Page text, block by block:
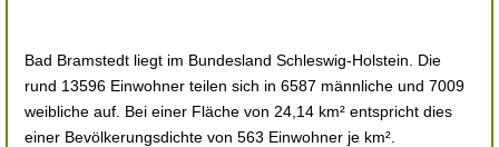
Bad Bramstedt liegt im Bundesland Schleswig-Holstein. Die
rund 13596 Einwohner teilen sich in 6587 männliche und 7009
weibliche auf. Bei einer Fläche von 24,14 km² entspricht dies
einer Bevölkerungsdichte von 563 Einwohner je km².